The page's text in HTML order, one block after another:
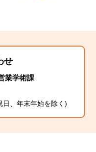
せ
業学術課
、年末年始を除く)